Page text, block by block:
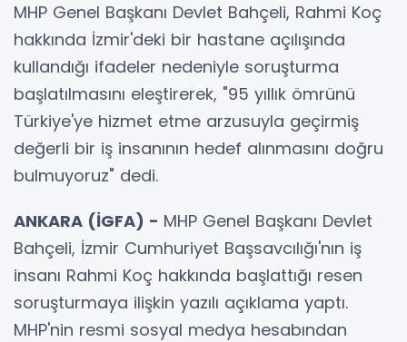
MHP Genel Başkanı Devlet Bahçeli, Rahmi Koç
hakkında İzmir'deki bir hastane açılışında
kullandığı ifadeler nedeniyle soruşturma
başlatılmasını eleştirerek, "95 yıllık ömrünü
Türkiye'ye hizmet etme arzusuyla geçirmiş
değerli bir iş insanının hedef alınmasını doğru
bulmuyoruz" dedi.
ANKARA (İGFA) - MHP Genel Başkanı Devlet
Bahçeli, İzmir Cumhuriyet Başsavcılığı'nın iş
insanı Rahmi Koç hakkında başlattığı resen
soruşturmaya ilişkin yazılı açıklama yaptı.
MHP'nin resmi sosyal medya hesabından